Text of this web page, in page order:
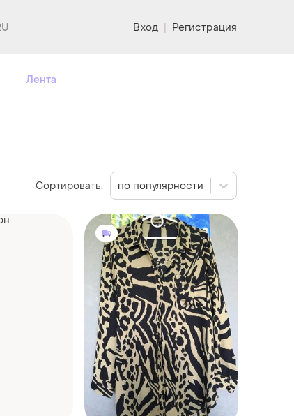
Вход | Регистрация
Лента
Сортировать: по популярности